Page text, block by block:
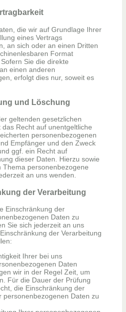
die wir auf Grundlage Ihrer
eines Vertrags
an sich oder an einen Dritten
Format
Sie die direkte
einen anderen
erfolgt dies nur, soweit es
und Löschung
geltenden gesetzlichen
Recht auf unentgeltliche
personenbezogenen
Empfänger und den Zweck
ggf. ein Recht auf
dieser Daten. Hierzu sowie
personenbezogene
an uns wenden.
der Verarbeitung
Einschränkung der
Daten zu
Sie sich jederzeit an uns
der Verarbeitung
Ihrer bei uns
Daten
wir in der Regel Zeit, um
Für die Dauer der Prüfung
die Einschränkung der
personenbezogenen Daten zu